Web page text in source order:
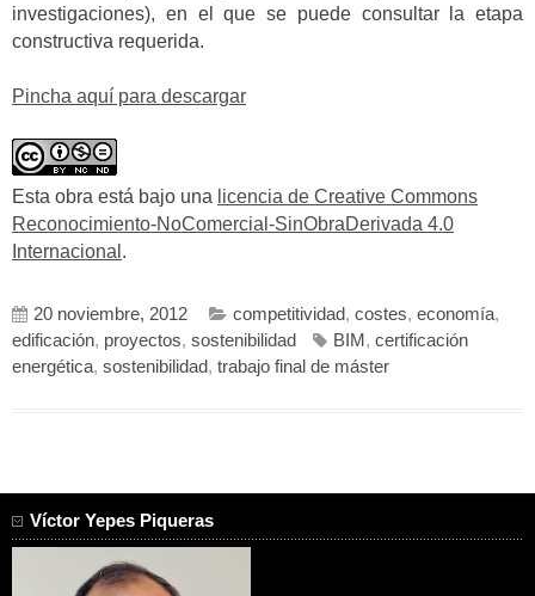
investigaciones), en el que se puede consultar la etapa
constructiva requerida.
Pincha aquí para descargar
Esta obra está bajo una licencia de Creative Commons
Reconocimiento-NoComercial-SinObraDerivada 4.0
Internacional .
20 noviembre, 2012 competitividad, costes, economía,
edificación, proyectos, sostenibilidad BIM , certificación
energética, sostenibilidad, trabajo final de máster
Víctor Yepes Piqueras